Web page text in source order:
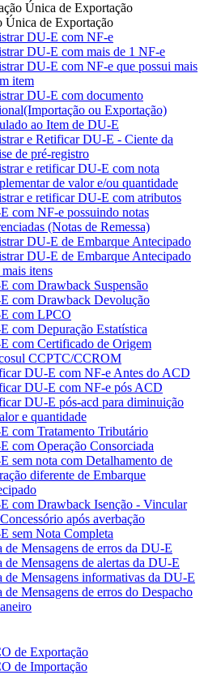
Única de Exportação
Única de Exportação
DU-E com NF-e
DU-E com mais de 1 NF-e
DU-E com NF-e que possui mais
item
DU-E com documento
ou Exportação)
ao Item de DU-E
e Retificar DU-E - Ciente da
de pré-registro
e retificar DU-E com nota
de valor e/ou quantidade
e retificar DU-E com atributos
com NF-e possuindo notas
(Notas de Remessa)
DU-E de Embarque Antecipado
DU-E de Embarque Antecipado
itens
com Drawback Suspensão
com Drawback Devolução
com LPCO
com Depuração Estatística
com Certificado de Origem
CCPTC/CCROM
DU-E com NF-e Antes do ACD
DU-E com NF-e pós ACD
DU-E pós-acd para diminuição
e quantidade
com Tratamento Tributário
com Operação Consorciada
sem nota com Detalhamento de
diferente de Embarque
com Drawback Isenção - Vincular
após averbação
sem Nota Completa
de Mensagens de erros da DU-E
de Mensagens de alertas da DU-E
de Mensagens informativas da DU-E
de Mensagens de erros do Despacho
de Exportação
de Importação